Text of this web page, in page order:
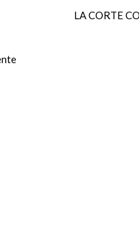
LA CORTE